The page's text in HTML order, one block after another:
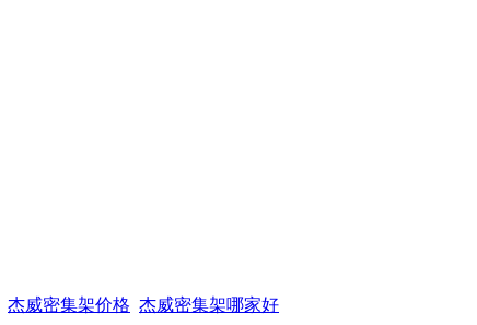
杰威密集架价格 杰威密集架哪家好